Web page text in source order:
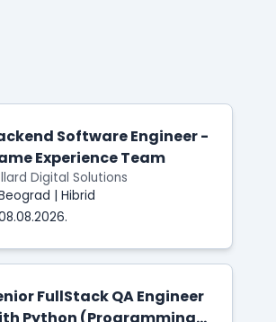
Software Engineer -
Experience Team
Digital Solutions
| Hibrid
FullStack QA Engineer